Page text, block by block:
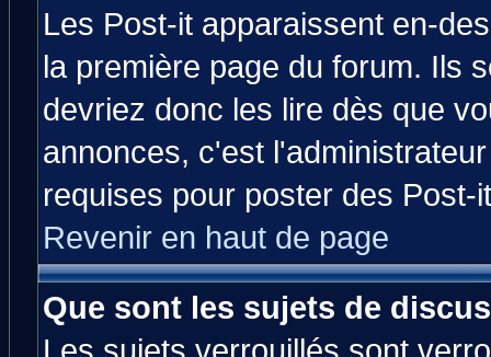
Les Post-it apparaissent en-
la première page du forum. Ils
devriez donc les lire dès que
annonces, c'est
requises pour poster des Post-
Revenir en haut de page
Que sont les sujets de